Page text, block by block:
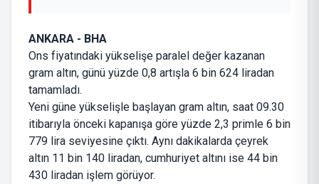
ANKARA - BHA
Ons fiyatındaki yükselişe paralel değer kazanan
gram altın, günü yüzde 0,8 artışla 6 bin 624 liradan
tamamladı.
Yeni güne yükselişle başlayan gram altın, saat 09.30
itibarıyla önceki kapanışa göre yüzde 2,3 primle 6 bin
779 lira seviyesine çıktı. Aynı dakikalarda çeyrek
altın 11 bin 140 liradan, cumhuriyet altını ise 44 bin
430 liradan işlem görüyor.